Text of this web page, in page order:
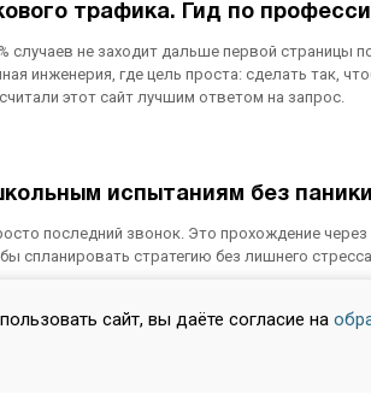
трафика. Гид по
случаев не заходит дальше первой страницы
инженерия, где цель проста: сделать так,
этот сайт лучшим ответом на запрос.
испытаниям без
последний звонок. Это прохождение
спланировать стратегию без лишнего
сайт, вы даёте согласие на